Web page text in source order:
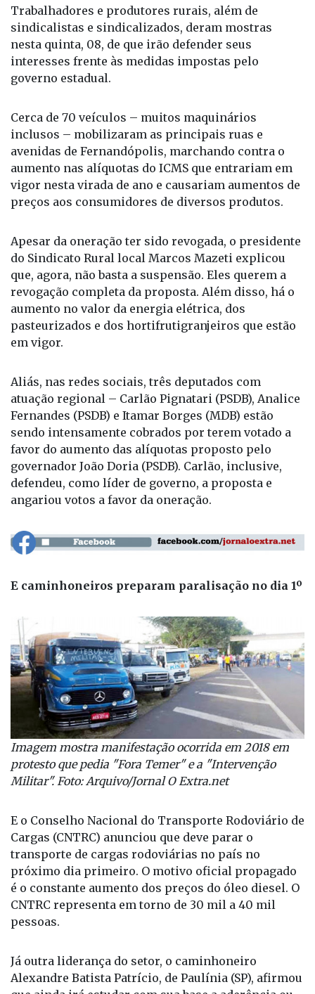
Trabalhadores e produtores rurais, além de
sindicalistas e sindicalizados, deram mostras
nesta quinta, 08, de que irão defender seus
interesses frente às medidas impostas pelo
governo estadual.
Cerca de 70 veículos – muitos maquinários
inclusos – mobilizaram as principais ruas e
avenidas de Fernandópolis, marchando contra o
aumento nas alíquotas do ICMS que entrariam em
vigor nesta virada de ano e causariam aumentos de
preços aos consumidores de diversos produtos.
Apesar da oneração ter sido revogada, o presidente
do Sindicato Rural local Marcos Mazeti explicou
que, agora, não basta a suspensão. Eles querem a
revogação completa da proposta. Além disso, há o
aumento no valor da energia elétrica, dos
pasteurizados e dos hortifrutigranjeiros que estão
em vigor.
Aliás, nas redes sociais, três deputados com
atuação regional – Carlão Pignatari (PSDB), Analice
Fernandes (PSDB) e Itamar Borges (MDB) estão
sendo intensamente cobrados por terem votado a
favor do aumento das alíquotas proposto pelo
governador João Doria (PSDB). Carlão, inclusive,
defendeu, como líder de governo, a proposta e
angariou votos a favor da oneração.
E caminhoneiros preparam paralisação no dia 1º
Imagem mostra manifestação ocorrida em 2018 em
protesto que pedia "Fora Temer" e a "Intervenção
Militar". Foto: Arquivo/Jornal O Extra.net
E o Conselho Nacional do Transporte Rodoviário de
Cargas (CNTRC) anunciou que deve parar o
transporte de cargas rodoviárias no país no
próximo dia primeiro. O motivo oficial propagado
é o constante aumento dos preços do óleo diesel. O
CNTRC representa em torno de 30 mil a 40 mil
pessoas.
Já outra liderança do setor, o caminhoneiro
Alexandre Batista Patrício, de Paulínia (SP), afirmou